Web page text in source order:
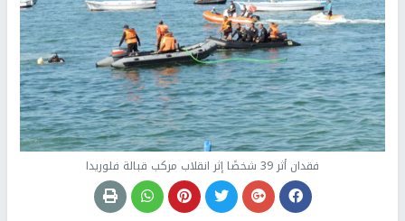
فقدان أثر 39 شخصًا إثر انقلاب مركب قبالة فلوريدا